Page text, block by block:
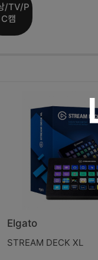
/TV/P
C캠
Elgato
STREAM DECK XL